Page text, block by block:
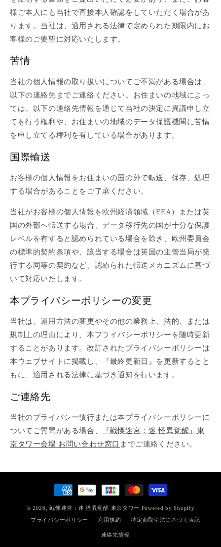
様ご本人にも当社で直接本人確認をしていただく場合があ
ります。当社は、適用される法律で定められた期限内にお
客様のご要望に対応いたします。
苦情
当社の個人情報の取り扱いについてご不満がある場合は、
以下の連絡先までご連絡ください。お住まいの地域によっ
ては、以下の連絡先情報を通じて当社の決定に異議申し立
てを行う権利や、お住まいの地域のデータ保護機関に苦情
を申し立てる権利を有している場合があります。
国際輸送
お客様の個人情報をお住まいの国の外で転送、保存、処理
する場合があることをご了承ください。
当社がお客様の個人情報を欧州経済領域（EEA）または英
国の外部へ転送する場合、データ移行先の国が十分な保護
レベルを有すると認められている場合を除き、欧州委員会
の標準的契約条項や、該当する場合は英国の主管当局が発
行する同等の契約など、認められた転送メカニズムに基づ
いて対応いたします。
本プライバシーポリシーの変更
当社は、運用方法の変更やその他の業務上、法的、または
規制上の理由により、本プライバシーポリシーを随時更新
することがあります。改訂されたプライバシーポリシーは
本ウェブサイトに掲載し、『最終更新日』を更新するとと
もに、適用される法律に基づき通知を行います。
ご連絡先
当社のプライバシー慣行または本プライバシーポリシーに
ついてご質問がある場合、
『戦慄迷宮：迷 怪異覚醒』東
京タワー会場 お問い合わせ窓口 までご連絡ください。
決
済
方
© 2026,戦慄迷宮：迷 怪異覚醒 東京タワー Powered by Shopify
プライバシーポリシー
利用規約 特定商取引法に基づく表記
連絡先情報